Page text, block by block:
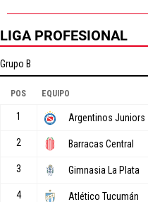
LIGA PROFESIONAL